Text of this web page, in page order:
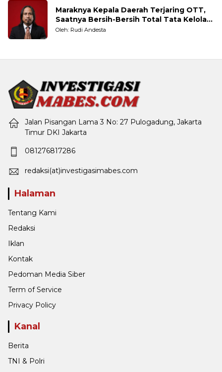
Maraknya Kepala Daerah Terjaring OTT,
Saatnya Bersih-Bersih Total Tata Kelola
Pemerintahan
Oleh: Rudi Andesta
Jalan Pisangan Lama 3 No: 27 Pulogadung, Jakarta
Timur DKI Jakarta
081276817286
redaksi(at)investigasimabes.com
Halaman
Tentang Kami
Redaksi
Iklan
Kontak
Pedoman Media Siber
Term of Service
Privacy Policy
Kanal
Berita
TNI & Polri